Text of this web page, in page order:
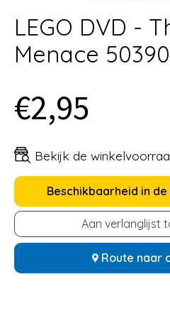
LEGO DVD -
Menace
€2,95
Bekijk de
Beschikbaarheid in
Aan verlanglijst
Route naar